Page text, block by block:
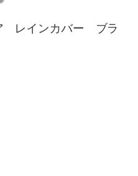
レインカバー ブラ